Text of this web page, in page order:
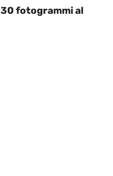
30 fotogrammi al